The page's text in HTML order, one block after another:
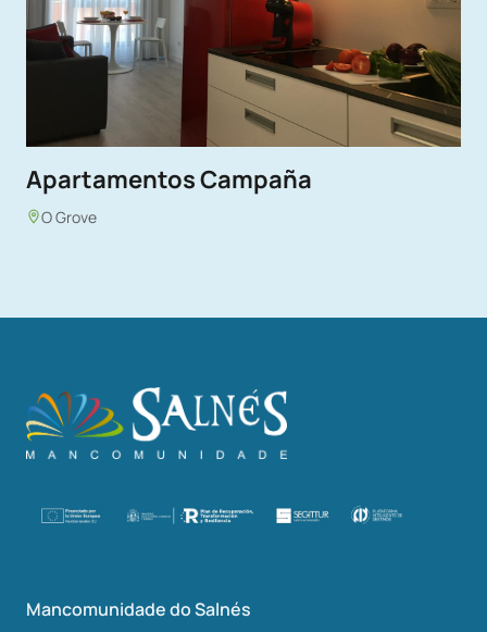
Apartamentos Campaña
O Grove
Mancomunidade do Salnés